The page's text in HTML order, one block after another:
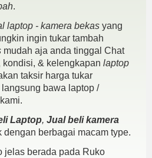
.
laptop - kamera bekas yang
ingin tukar tambah
mudah aja anda tinggal Chat
kondisi, & kelengkapan laptop
taksir harga tukar
bawa laptop /
Laptop, Jual beli kamera
dengan berbagai macam type.
jelas berada pada Ruko